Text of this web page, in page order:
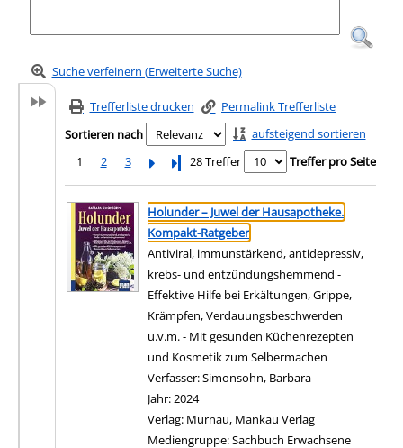
Suche verfeinern (Erweiterte Suche)
Trefferliste drucken
Permalink Trefferliste
Sortieren nach
aufsteigend sortieren
1
2 3 Letzte Seite
28 Treffer Treffer pro Seite
Suchergebnis
Zu den Suchfiltern springen
Holunder – Juwel der Hausapotheke.
Kompakt-Ratgeber
Antiviral, immunstärkend, antidepressiv,
krebs- und entzündungshemmend -
Effektive Hilfe bei Erkältungen, Grippe,
Krämpfen, Verdauungsbeschwerden
u.v.m. - Mit gesunden Küchenrezepten
und Kosmetik zum Selbermachen
Verfasser:Simonsohn, Barbara
Jahr:2024
Verlag: Murnau, Mankau Verlag
Mediengruppe:Sachbuch Erwachsene